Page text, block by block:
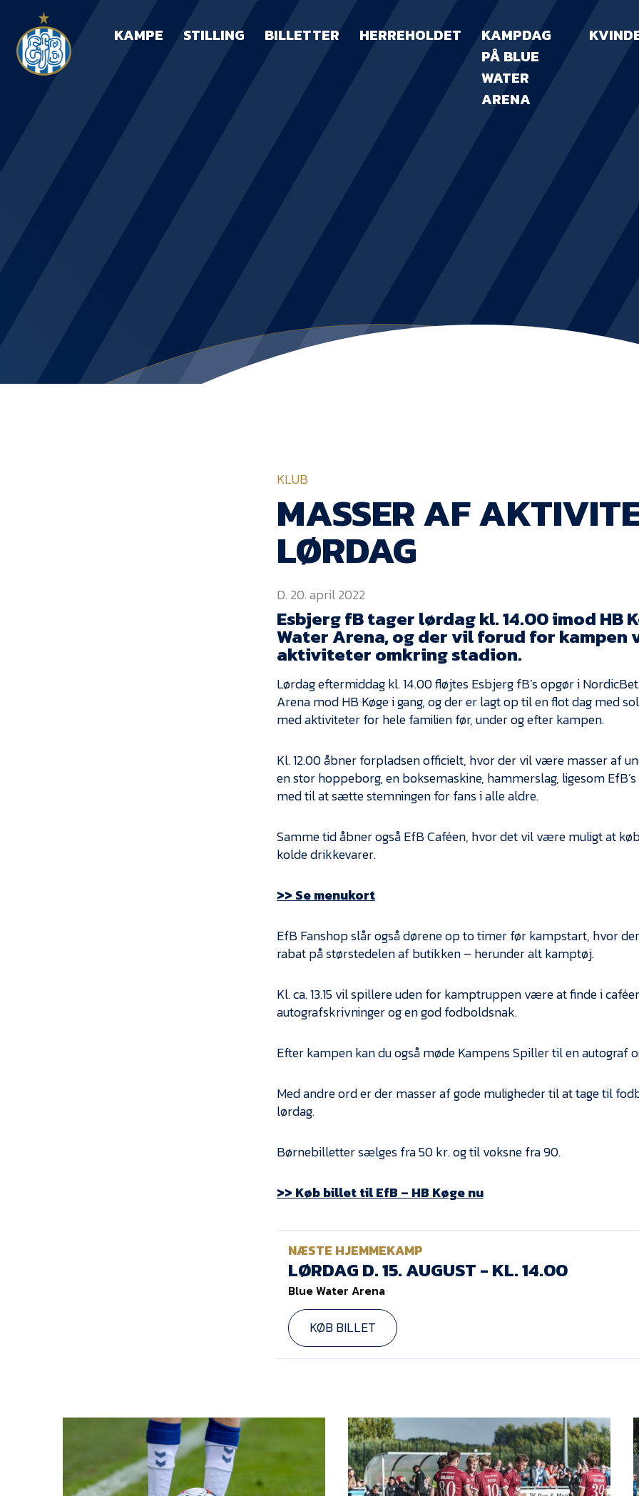
KAMPE STILLING BILLETTER HERREHOLDET
KAMPDAG
PÅ BLUE
WATER
ARENA
KLUB
MASSER AF
LØRDAG
D. 20. april 2022
Esbjerg fB tager lørdag kl. 14.00 imod HB
Water Arena, og der vil forud for kampen
aktiviteter omkring stadion.
Lørdag eftermiddag kl. 14.00 fløjtes Esbjerg fB’s opgør i
Arena mod HB Køge i gang, og der er lagt op til en flot dag med
med aktiviteter for hele familien før, under og efter kampen.
Kl. 12.00 åbner forpladsen officielt, hvor der vil være masser af
en stor hoppeborg, en boksemaskine, hammerslag, ligesom
med til at sætte stemningen for fans i alle aldre.
Samme tid åbner også EfB Caféen, hvor det vil være muligt at
kolde drikkevarer.
>> Se menukort
EfB Fanshop slår også dørene op to timer før kampstart, hvor
rabat på størstedelen af butikken – herunder alt kamptøj.
Kl. ca. 13.15 vil spillere uden for kamptruppen være at finde i
autografskrivninger og en god fodboldsnak.
Efter kampen kan du også møde Kampens Spiller til en autograf
Med andre ord er der masser af gode muligheder til at tage til
lørdag.
Børnebilletter sælges fra 50 kr. og til voksne fra 90.
>> Køb billet til EfB – HB Køge nu
NÆSTE HJEMMEKAMP
LØRDAG D. 15. AUGUST - KL. 14.00
Blue Water Arena
KØB BILLET